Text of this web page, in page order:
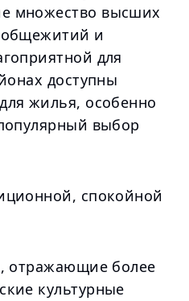
множество высших
общежитий и
для
доступны
жилья, особенно
выбор
спокойной
отражающие более
культурные